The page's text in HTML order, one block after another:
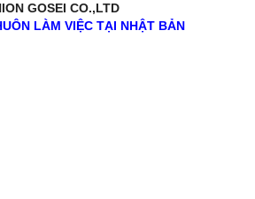
GOSEI CO.,LTD
LÀM VIỆC TẠI NHẬT BẢN